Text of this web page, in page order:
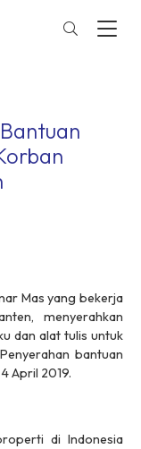
Mas yang bekerja
menyerahkan
dan alat tulis untuk
bantuan
April 2019.
di Indonesia